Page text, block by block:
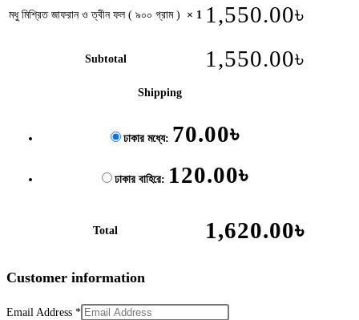
মধু মিশ্রিত জাফরান ও ত্বীন ফল ( ৯০০ গ্রাম ) × 1 1,550.00৳
Subtotal 1,550.00৳
Shipping
ঢাকার মধ্যে: 70.00৳
ঢাকার বাহিরে: 120.00৳
Total 1,620.00৳
Customer information
Email Address *